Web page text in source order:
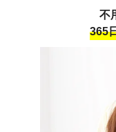
不
365